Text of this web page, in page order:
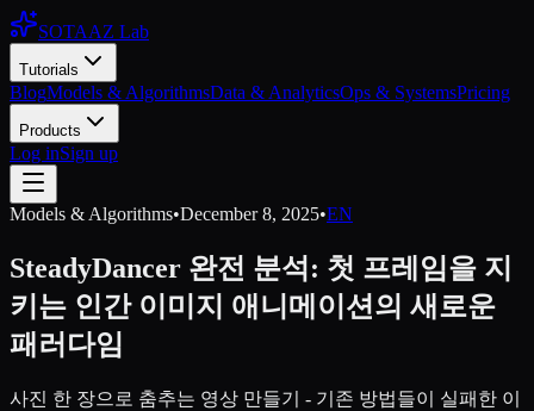
SOTAAZ Lab
Tutorials
BlogModels & AlgorithmsData & AnalyticsOps & SystemsPricing
Products
Log inSign up
Models & Algorithms•December 8, 2025•EN
SteadyDancer 완전 분석: 첫 프레임을 지
키는 인간 이미지 애니메이션의 새로운
패러다임
사진 한 장으로 춤추는 영상 만들기 - 기존 방법들이 실패한 이